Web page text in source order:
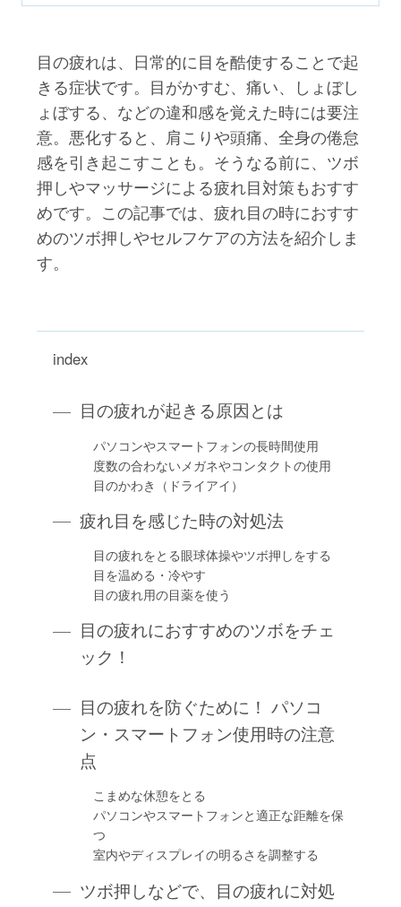
目の疲れは、日常的に目を酷使することで起
きる症状です。目がかすむ、痛い、しょぼし
ょぼする、などの違和感を覚えた時には要注
意。悪化すると、肩こりや頭痛、全身の倦怠
感を引き起こすことも。そうなる前に、ツボ
押しやマッサージによる疲れ目対策もおすす
めです。この記事では、疲れ目の時におすす
めのツボ押しやセルフケアの方法を紹介しま
す。
index
目の疲れが起きる原因とは
パソコンやスマートフォンの長時間使用
度数の合わないメガネやコンタクトの使用
目のかわき（ドライアイ）
疲れ目を感じた時の対処法
目の疲れをとる眼球体操やツボ押しをする
目を温める・冷やす
目の疲れ用の目薬を使う
目の疲れにおすすめのツボをチェ
ック！
目の疲れを防ぐために！ パソコ
ン・スマートフォン使用時の注意
点
こまめな休憩をとる
パソコンやスマートフォンと適正な距離を保
つ
室内やディスプレイの明るさを調整する
ツボ押しなどで、目の疲れに対処